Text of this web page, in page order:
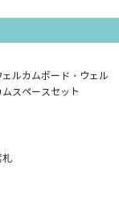
ェルカムボード・ウェル
ムスペースセット
札